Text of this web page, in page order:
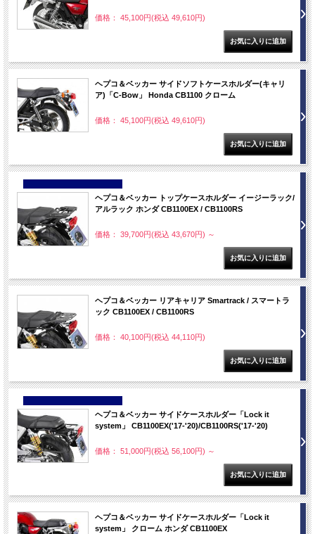
価格： 45,100円(税込 49,610円)
ヘプコ＆ベッカー サイドソフトケースホルダー(キャリ
ア)「C-Bow」 Honda CB1100 クローム
価格： 45,100円(税込 49,610円)
ヘプコ＆ベッカー トップケースホルダー イージーラック/
アルラック ホンダ CB1100EX / CB1100RS
価格： 39,700円(税込 43,670円) ～
ヘプコ＆ベッカー リアキャリア Smartrack / スマートラ
ック CB1100EX / CB1100RS
価格： 40,100円(税込 44,110円)
ヘプコ＆ベッカー サイドケースホルダー「Lock it
system」 CB1100EX('17-'20)/CB1100RS('17-'20)
価格： 51,000円(税込 56,100円) ～
ヘプコ＆ベッカー サイドケースホルダー「Lock it
system」 クローム ホンダ CB1100EX